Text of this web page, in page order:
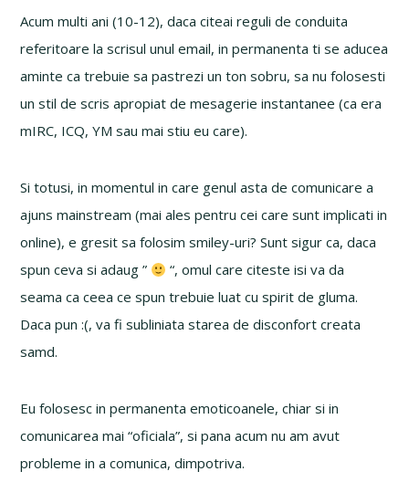
Acum multi ani (10-12), daca citeai reguli de conduita
referitoare la scrisul unul email, in permanenta ti se aducea
aminte ca trebuie sa pastrezi un ton sobru, sa nu folosesti
un stil de scris apropiat de mesagerie instantanee (ca era
mIRC, ICQ, YM sau mai stiu eu care).
Si totusi, in momentul in care genul asta de comunicare a
ajuns mainstream (mai ales pentru cei care sunt implicati in
online), e gresit sa folosim smiley-uri? Sunt sigur ca, daca
spun ceva si adaug ”
“, omul care citeste isi va da
seama ca ceea ce spun trebuie luat cu spirit de gluma.
Daca pun :(, va fi subliniata starea de disconfort creata
samd.
Eu folosesc in permanenta emoticoanele, chiar si in
comunicarea mai “oficiala”, si pana acum nu am avut
probleme in a comunica, dimpotriva.